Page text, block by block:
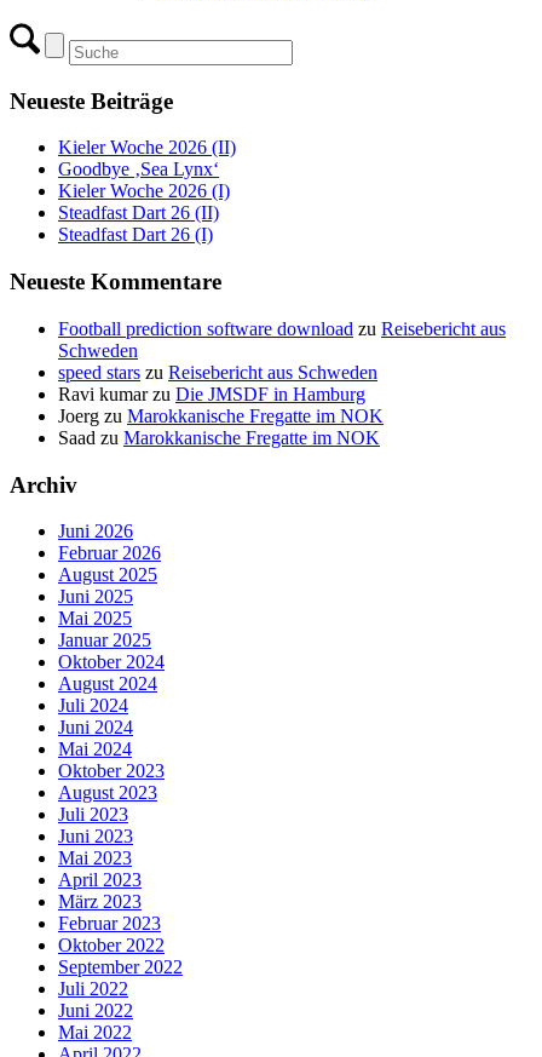
Neueste Beiträge
Kieler Woche 2026 (II)
Goodbye ‚Sea Lynx‘
Kieler Woche 2026 (I)
Steadfast Dart 26 (II)
Steadfast Dart 26 (I)
Neueste Kommentare
Football prediction software download zu Reisebericht aus
Schweden
speed stars zu Reisebericht aus Schweden
Ravi kumarzu Die JMSDF in Hamburg
Joerg zu Marokkanische Fregatte im NOK
Saad zu Marokkanische Fregatte im NOK
Archiv
Juni 2026
Februar 2026
August 2025
Juni 2025
Mai 2025
Januar 2025
Oktober 2024
August 2024
Juli 2024
Juni 2024
Mai 2024
Oktober 2023
August 2023
Juli 2023
Juni 2023
Mai 2023
April 2023
März 2023
Februar 2023
Oktober 2022
September 2022
Juli 2022
Juni 2022
Mai 2022